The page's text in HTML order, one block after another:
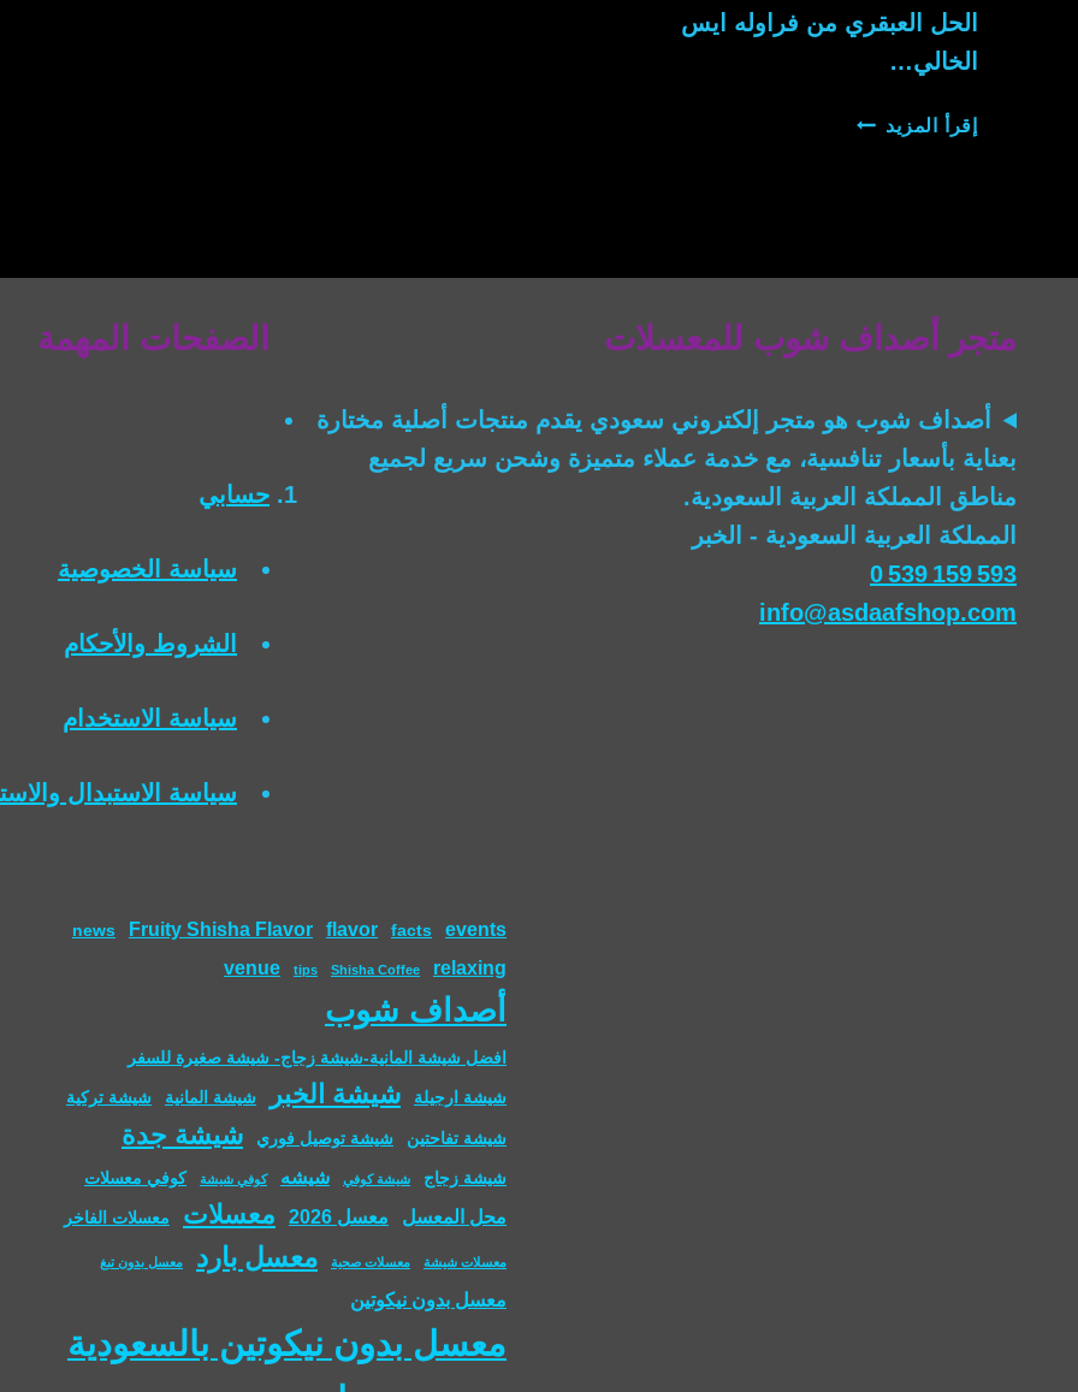
الحل العبقري من فراوله ايس
الخالي…
إقرأ المزيد فراوله
متجر أصداف شوب للمعسلات
أصداف شوب هو متجر إلكتروني سعودي يقدم منتجات أصلية مختارة
بعناية بأسعار تنافسية، مع خدمة عملاء متميزة وشحن سريع لجميع
مناطق المملكة العربية السعودية.
المملكة العربية السعودية - الخبر
0 539 159 593
info@asdaafshop.com
الصفحات المهمة
حسابي
سياسة الخصوصية
الشروط والأحكام
سياسة الاستخدام
سياسة الاستبدال
events
facts
flavor
Fruity Shisha Flavor
news
relaxing
Shisha Coffee
tips
venue
أصداف شوب
افضل شيشة المانية-شيشة زجاج- شيشة صغيرة للسفر
شيشة ارجيلة شيشة الخبر شيشة المانية شيشة تركية
شيشة تفاحتين شيشة توصيل فوري شيشة جدة
شيشة زجاج شيشة كوفي شيشه كوفي شيشة كوفي معسلات
محل المعسل معسل 2026 معسلات معسلات الفاخر
معسلات شيشة معسلات صحية معسل بارد معسل بدون تبغ
معسل بدون نيكوتين
معسل بدون نيكوتين بالسعودية